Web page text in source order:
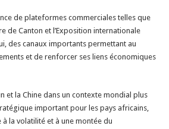
de plateformes commerciales telles que
de Canton et l’Exposition internationale
des canaux importants permettant au
et de renforcer ses liens économiques
et la Chine dans un contexte mondial plus
important pour les pays africains,
la volatilité et à une montée du